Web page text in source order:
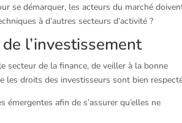
se démarquer, les acteurs du marché
à d’autres secteurs d’activité ?
l’investissement
secteur de la finance, de veiller à la bonne
les droits des investisseurs sont bien
afin de s’assurer qu’elles ne